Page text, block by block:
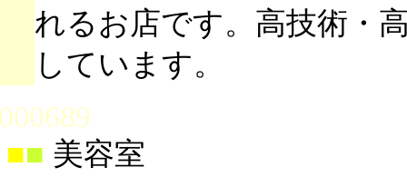
れるお店です。高技術・
しています。
■ 美容室